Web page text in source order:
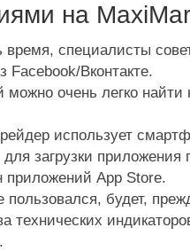
на
время, специалисты
Facebook/Вконтакте.
можно очень легко
использует
загрузки приложения
приложений App Store.
будет,
технических